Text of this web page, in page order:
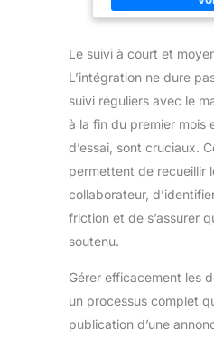
Le suivi à court et
L’intégration ne dure
suivi réguliers avec le
à la fin du premier mois
d’essai, sont cruciaux.
permettent de recueillir
collaborateur,
friction et de s’assurer
soutenu.
Gérer efficacement les
un processus complet
publication d’une